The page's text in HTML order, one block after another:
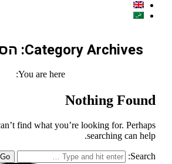
Category Archives:
You are here:
Nothing Found
find what you’re looking for. Perhaps
searching can help.
Search: